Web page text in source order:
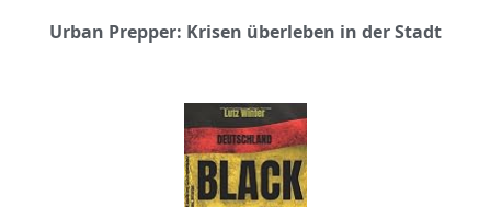
Urban Prepper: Krisen überleben in der Stadt